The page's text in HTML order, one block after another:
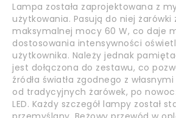
Lampa została zaprojektowana z
użytkowania. Pasują do niej żarówki
maksymalnej mocy 60 W, co daje
dostosowania intensywności
użytkownika. Należy jednak
jest dołączona do zestawu, co
źródła światła zgodnego z
od tradycyjnych żarówek, po
LED. Każdy szczegół lampy został